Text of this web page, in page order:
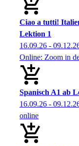
Ciao a tutti!
Lektion 1
16.09.26 -
Online: Zoom in
Spanisch A1 ab
16.09.26 -
online